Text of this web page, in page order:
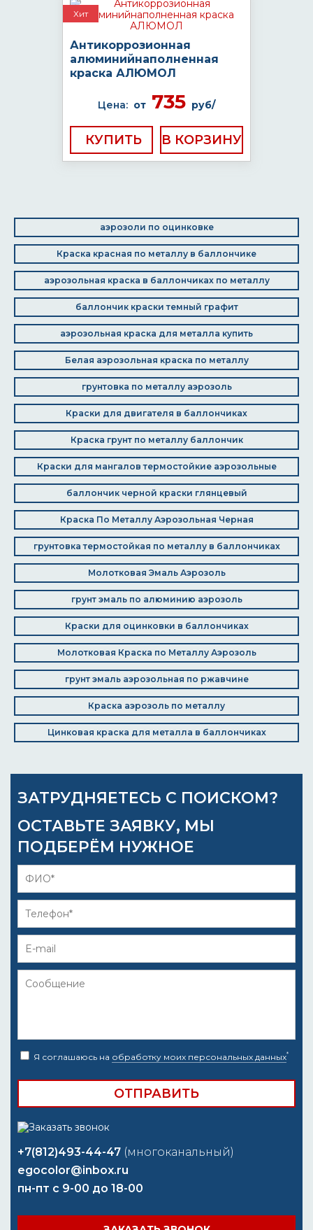
Хит
Антикоррозионная
алюминийнаполненная
краска АЛЮМОЛ
Цена: от 735 руб/
КУПИТЬ
аэрозоли по оцинковке
Краска красная по металлу в баллончике
аэрозольная краска в баллончиках по металлу
баллончик краски темный графит
аэрозольная краска для металла купить
Белая аэрозольная краска по металлу
грунтовка по металлу аэрозоль
Краски для двигателя в баллончиках
Краска грунт по металлу баллончик
Краски для мангалов термостойкие аэрозольные
баллончик черной краски глянцевый
Краска По Металлу Аэрозольная Черная
грунтовка термостойкая по металлу в баллончиках
Молотковая Эмаль Аэрозоль
грунт эмаль по алюминию аэрозоль
Краски для оцинковки в баллончиках
Молотковая Краска по Металлу Аэрозоль
грунт эмаль аэрозольная по ржавчине
Краска аэрозоль по металлу
Цинковая краска для металла в баллончиках
ЗАТРУДНЯЕТЕСЬ С ПОИСКОМ?
ОСТАВЬТЕ ЗАЯВКУ, МЫ
ПОДБЕРЁМ НУЖНОЕ
Я соглашаюсь на обработку моих персональных данных*
+7(812)493-44-47 (многоканальный)
egocolor@inbox.ru
пн-пт с 9-00 до 18-00